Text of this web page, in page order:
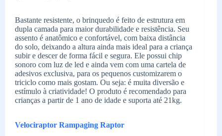
Bastante resistente, o brinquedo é feito de estrutura em
dupla camada para maior durabilidade e resistência. Seu
assento é anatômico e confortável, com baixa distância
do solo, deixando a altura ainda mais ideal para a criança
subir e descer de forma fácil e segura. Ele possui chip
sonoro com luz de led e ainda vem com uma cartela de
adesivos exclusiva, para os pequenos customizarem o
triciclo como mais gostam. Ou seja: é muita diversão e
estímulo à criatividade! O produto é recomendado para
crianças a partir de 1 ano de idade e suporta até 21kg.
Velociraptor Rampaging Raptor